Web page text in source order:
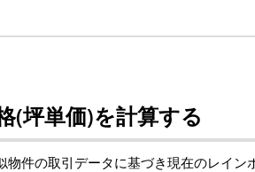
(坪単価)を計算する
件の取引データに基づき現在のレイ